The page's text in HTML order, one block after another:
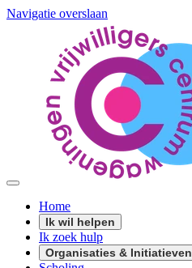
Navigatie overslaan
Home
Ik wil helpen
Ik zoek hulp
Organisaties & Initiatieven